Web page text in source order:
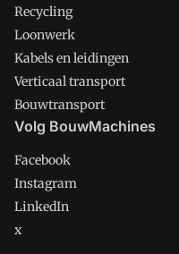
Recycling
Loonwerk
Kabels en leidingen
Verticaal transport
Bouwtransport
Volg BouwMachines
Facebook
Instagram
LinkedIn
x